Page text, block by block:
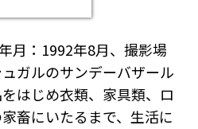
月：1992年8月、撮影場
ガルのサンデーバザール
はじめ衣類、家具類、ロ
畜にいたるまで、生活に